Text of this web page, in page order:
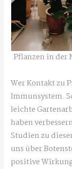
Pflanzen in der
Wer Kontakt zu
Immunsystem.
leichte
haben
Studien zu
uns über
positive